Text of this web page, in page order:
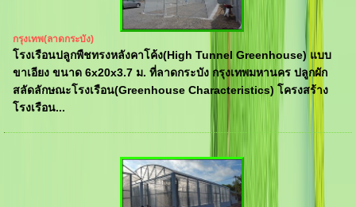
กรุงเทพ(ลาดกระบัง)
โรงเรือนปลูกพืชทรงหลังคาโค้ง(High Tunnel Greenhouse) แบบ
ขาเอียง ขนาด 6x20x3.7 ม. ที่ลาดกระบัง กรุงเทพมหานคร ปลูกผัก
สลัดลักษณะโรงเรือน(Greenhouse Characteristics) โครงสร้าง
โรงเรือน...